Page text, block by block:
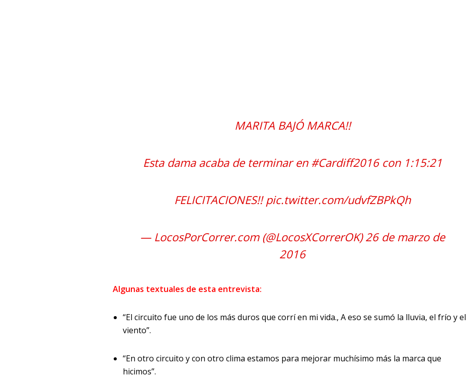
MARITA BAJÓ MARCA!!
Esta dama acaba de terminar en #Cardiff2016con 1:15:21
FELICITACIONES!! pic.twitter.com/udvfZBPkQh
— LocosPorCorrer.com (@LocosXCorrerOK)26 de marzo de
2016
Algunas textuales de esta entrevista:
“El circuito fue uno de los más duros que corrí en mi vida., A eso se sumó la lluvia, el frío y el
viento”.
“En otro circuito y con otro clima estamos para mejorar muchísimo más la marca que
hicimos”.